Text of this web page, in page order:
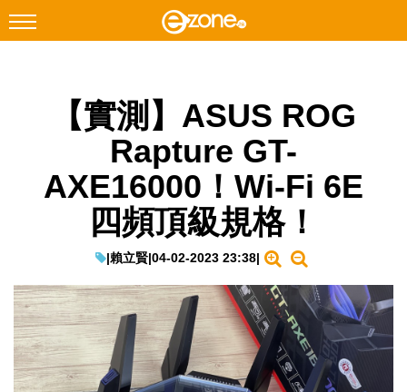
Facebook Instagram
網絡生活
EduTech
IT Times
生成式AI與雲端應用
【實測】ASUS ROG
Rapture GT-
AXE16000！Wi-Fi 6E
四頻頂級規格！
|賴立賢|04-02-2023 23:38|